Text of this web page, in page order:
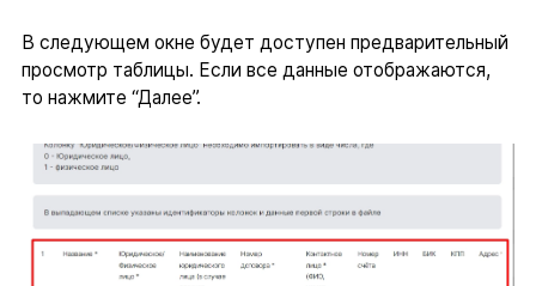
В следующем окне будет доступен предварительный
просмотр таблицы. Если все данные отображаются,
то нажмите “Далее”.